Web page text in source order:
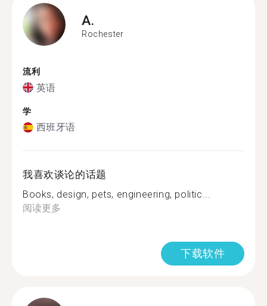
A.
Rochester
流利
英语
学
西班牙语
我喜欢谈论的话题
Books, design, pets, engineering, politic...
阅读更多
下载软件